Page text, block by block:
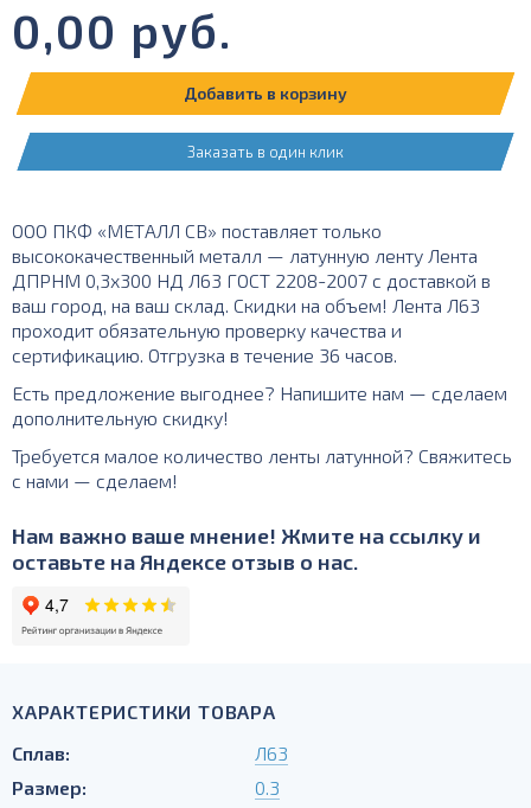
0,00 руб.
Добавить в корзину
Заказать в один клик
ООО ПКФ «МЕТАЛЛ СВ» поставляет только
высококачественный металл — латунную ленту Лента
ДПРНМ 0,3х300 НД Л63 ГОСТ 2208-2007 с доставкой в
ваш город, на ваш склад. Скидки на объем! Лента Л63
проходит обязательную проверку качества и
сертификацию. Отгрузка в течение 36 часов.
Есть предложение выгоднее? Напишите нам — сделаем
дополнительную скидку!
Требуется малое количество ленты латунной? Свяжитесь
с нами — сделаем!
Нам важно ваше мнение! Жмите на ссылку и
оставьте на Яндексе отзыв о нас.
ХАРАКТЕРИСТИКИ ТОВАРА
Сплав:
Л63
Размер:
0.3